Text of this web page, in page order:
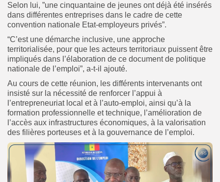
Selon lui, ”une cinquantaine de jeunes ont déjà été insérés
dans différentes entreprises dans le cadre de cette
convention nationale Etat-employeurs privés”.
“C’est une démarche inclusive, une approche
territorialisée, pour que les acteurs territoriaux puissent être
impliqués dans l’élaboration de ce document de politique
nationale de l’emploi”, a-t-il ajouté.
Au cours de cette réunion, les différents intervenants ont
insisté sur la nécessité de renforcer l’appui à
l’entrepreneuriat local et à l’auto-emploi, ainsi qu’à la
formation professionnelle et technique, l’amélioration de
l’accès aux infrastructures économiques, à la valorisation
des filières porteuses et à la gouvernance de l’emploi.